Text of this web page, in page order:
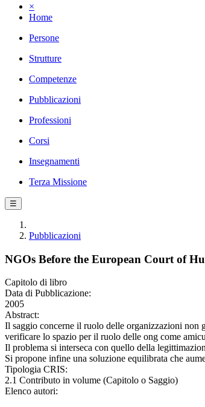
×
Home
Persone
Strutture
Competenze
Pubblicazioni
Professioni
Corsi
Insegnamenti
Terza Missione
☰
Pubblicazioni
NGOs Before the European Court of
Capitolo di libro
Data di Pubblicazione:
2005
Abstract:
Il saggio concerne il ruolo delle organizzazioni non
verificare lo spazio per il ruolo delle ong come
Il problema si interseca con quello della
Si propone infine una soluzione equilibrata che
Tipologia CRIS:
2.1 Contributo in volume (Capitolo o Saggio)
Elenco autori: